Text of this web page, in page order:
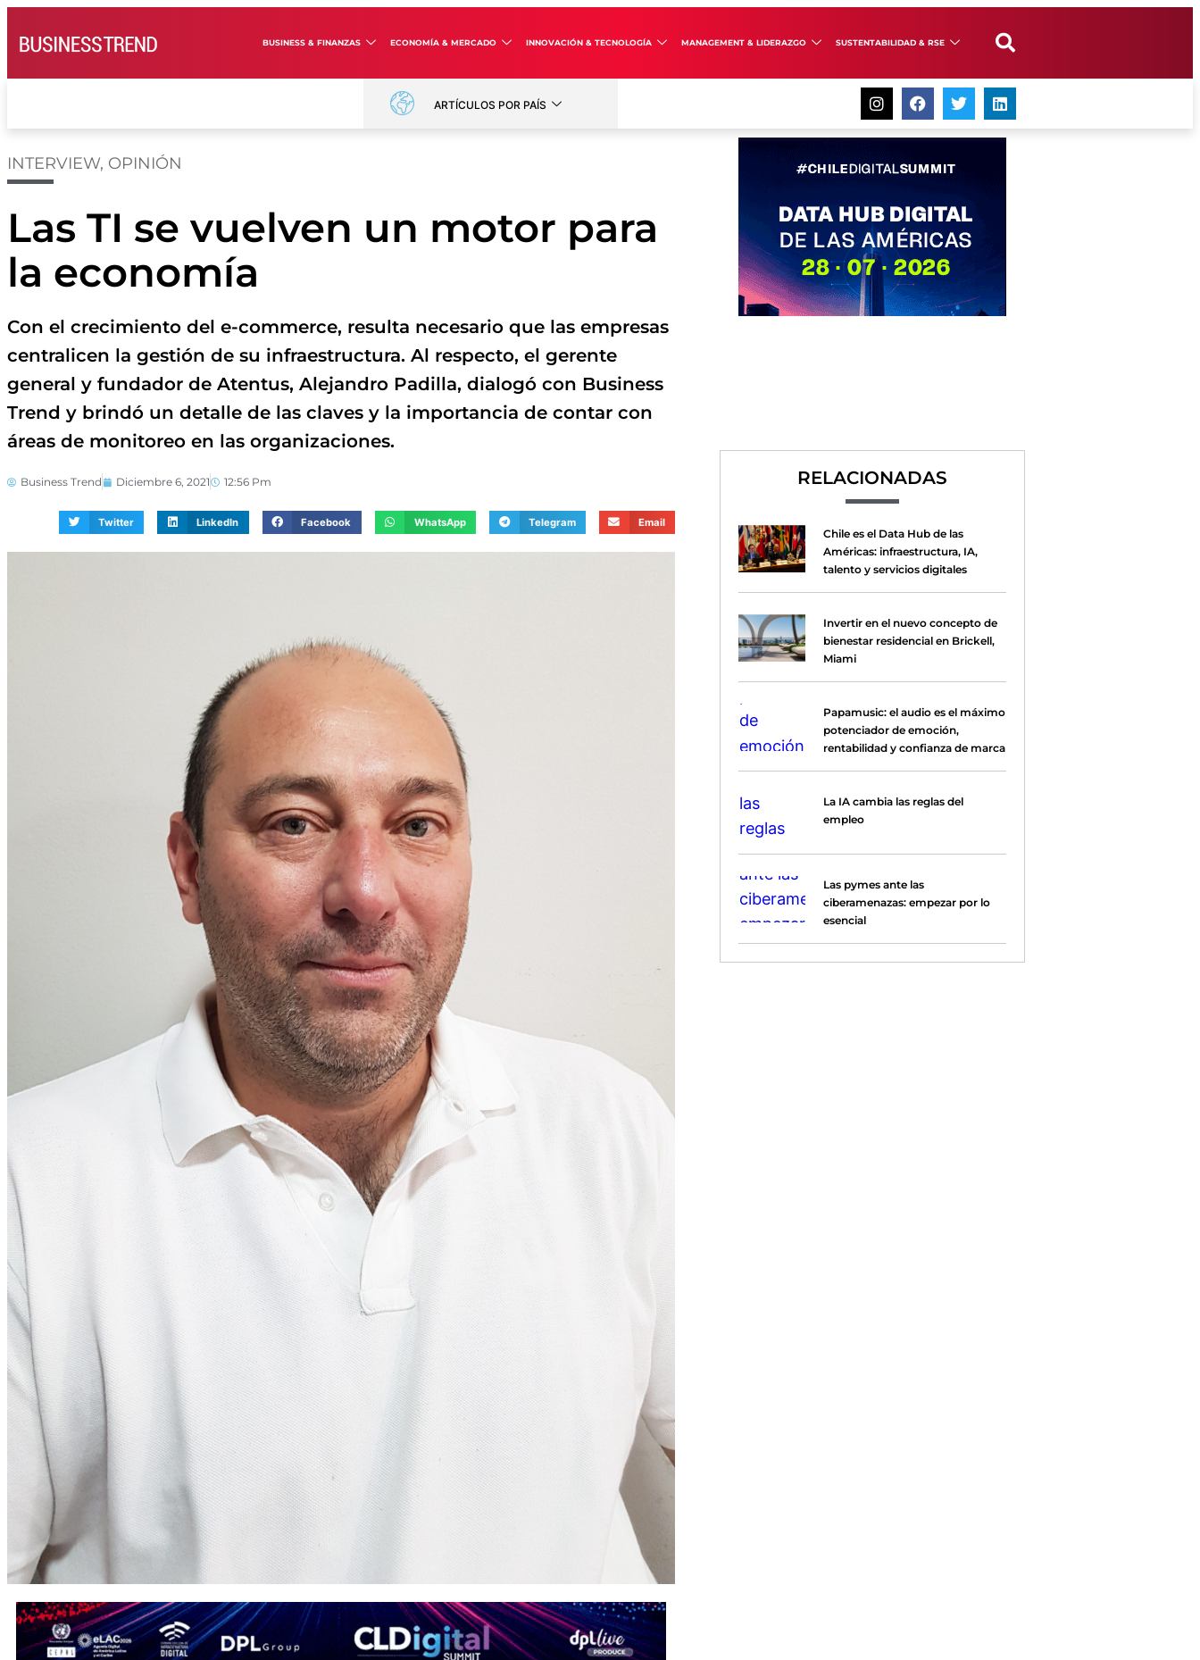
BUSINESS & FINANZAS ECONOMÍA & MERCADO INNOVACIÓN & TECNOLOGÍA MANAGEMENT & LIDERAZGO SUSTENTABILIDAD & RSE
ARTÍCULOS POR PAÍS
INTERVIEW, OPINIÓN
Las TI se vuelven un motor para
la economía
Con el crecimiento del e-commerce, resulta necesario que las empresas
centralicen la gestión de su infraestructura. Al respecto, el gerente
general y fundador de Atentus, Alejandro Padilla, dialogó con Business
Trend y brindó un detalle de las claves y la importancia de contar con
áreas de monitoreo en las organizaciones.
Business Trend Diciembre 6, 2021 12:56 Pm
Twitter LinkedIn Facebook WhatsApp Telegram Email
RELACIONADAS
Chile es el Data Hub de las
Américas: infraestructura, IA,
talento y servicios digitales
Invertir en el nuevo concepto de
bienestar residencial en Brickell,
Miami
Papamusic: el audio es el máximo
potenciador de emoción,
rentabilidad y confianza de marca
La IA cambia las reglas del
empleo
Las pymes ante las
ciberamenazas: empezar por lo
esencial